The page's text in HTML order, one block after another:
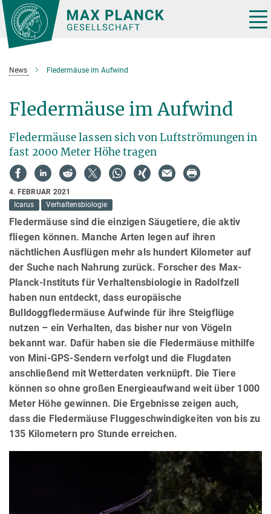
Hauptinhalt
News Fledermäuse im Aufwind
Fledermäuse im Aufwind
Fledermäuse lassen sich von Luftströmungen in
fast 2000 Meter Höhe tragen
4. FEBRUAR 2021
Icarus
Verhaltensbiologie
Fledermäuse sind die einzigen Säugetiere, die aktiv
fliegen können. Manche Arten legen auf ihren
nächtlichen Ausflügen mehr als hundert Kilometer auf
der Suche nach Nahrung zurück. Forscher des Max-
Planck-Instituts für Verhaltensbiologie in Radolfzell
haben nun entdeckt, dass europäische
Bulldoggfledermäuse Aufwinde für ihre Steigflüge
nutzen – ein Verhalten, das bisher nur von Vögeln
bekannt war. Dafür haben sie die Fledermäuse mithilfe
von Mini-GPS-Sendern verfolgt und die Flugdaten
anschließend mit Wetterdaten verknüpft. Die Tiere
können so ohne großen Energieaufwand weit über 1000
Meter Höhe gewinnen. Die Ergebnisse zeigen auch,
dass die Fledermäuse Fluggeschwindigkeiten von bis zu
135 Kilometern pro Stunde erreichen.